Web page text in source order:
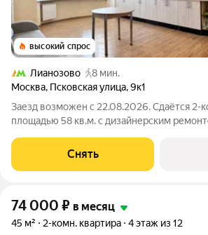
высокий спрос
Лианозово
8 мин.
Москва, Псковская улица,9к1
Заезд возможен с 22.08.2026. Сдаётся 2-
площадью 58 кв.м. с дизайнерским
Бойлер Дом - монолитный, окна выходят на
консьерж. В подъезде 3
Снять
74 000 ₽ в месяц
45 м² 2-комн. квартира 4 этаж из 12